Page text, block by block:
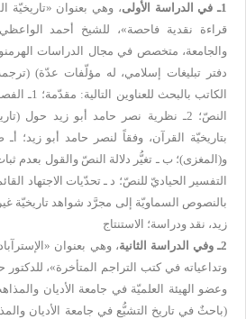
1ـ في الدراسة الأولى
، وهي بعنوان «تاريخيّة
قراءة نقدية فاحصة»، للشيخ أحمد
والجامعة، متخصص في مجال الدراسات
دفتر تبليغات إسلامي، له مؤلّفات عدّة) (
الكاتب
بتاريخيّة القرآن، وفقاً لنصر حامد أبو زيد؛
و(المغزى)؛ ب ـ تغيُّر دلالة النصّ والقول بعدم
التفسير الحياديّ للنصّ؛ د ـ تحدّيات الاجتهاد
زيد، نقد ودراسة؛ الاستنتاج
2ـ وفي الدراسة الثانية
، وهي بعنوان «
وتداعياته في كتب التراجم المتأخرة»، للدكتور
وعضو الهيئة العلميّة في جامعة الأديان
(باحثٌ في تاريخ التشيُّع في جامعة الأديان